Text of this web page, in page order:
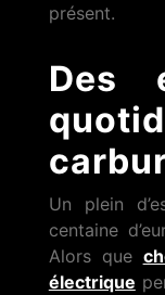
présent.
Des
Un plein
centaine
Alors que
électrique